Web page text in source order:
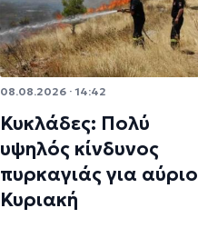
08.08.2026 · 14:42
Κυκλάδες: Πολύ
υψηλός κίνδυνος
πυρκαγιάς για αύριο
Κυριακή